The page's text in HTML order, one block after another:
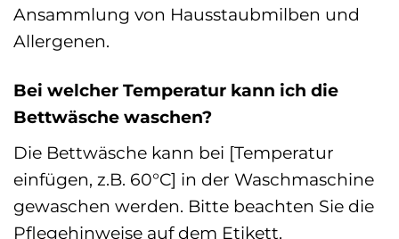
Ansammlung von Hausstaubmilben und
Allergenen.
Bei welcher Temperatur kann ich die
Bettwäsche waschen?
Die Bettwäsche kann bei [Temperatur
einfügen, z.B. 60°C] in der Waschmaschine
gewaschen werden. Bitte beachten Sie die
Pflegehinweise auf dem Etikett.